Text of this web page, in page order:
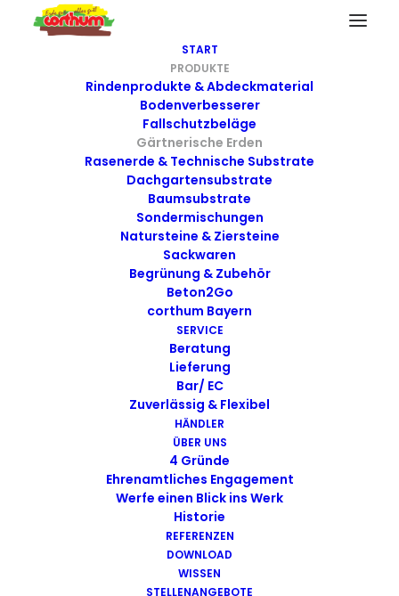
START
PRODUKTE
Rindenprodukte & Abdeckmaterial
Bodenverbesserer
Fallschutzbeläge
Gärtnerische Erden
Rasenerde & Technische Substrate
Dachgartensubstrate
Baumsubstrate
Sondermischungen
Natursteine & Ziersteine
Sackwaren
Begrünung & Zubehör
Beton2Go
corthum Bayern
SERVICE
Beratung
Lieferung
Bar/ EC
Zuverlässig & Flexibel
HÄNDLER
ÜBER UNS
4 Gründe
Ehrenamtliches Engagement
Werfe einen Blick ins Werk
Historie
REFERENZEN
DOWNLOAD
WISSEN
STELLENANGEBOTE
Gärtnerische Erden